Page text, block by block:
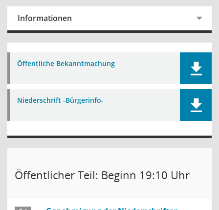
Informationen
Öffentliche Bekanntmachung
Niederschrift -Bürgerinfo-
Öffentlicher Teil: Beginn 19:10 Uhr